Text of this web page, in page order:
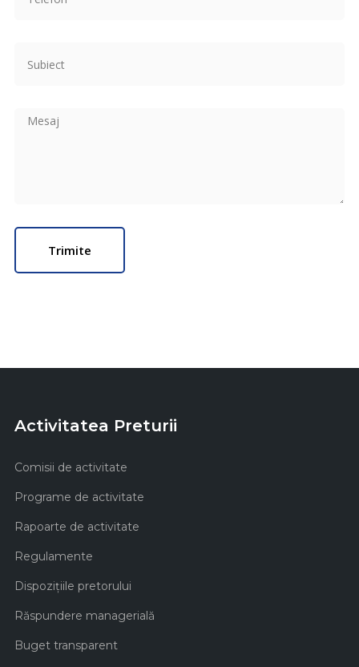
Activitatea Preturii
Comisii de activitate
Programe de activitate
Rapoarte de activitate
Regulamente
Dispozițiile pretorului
Răspundere managerială
Buget transparent